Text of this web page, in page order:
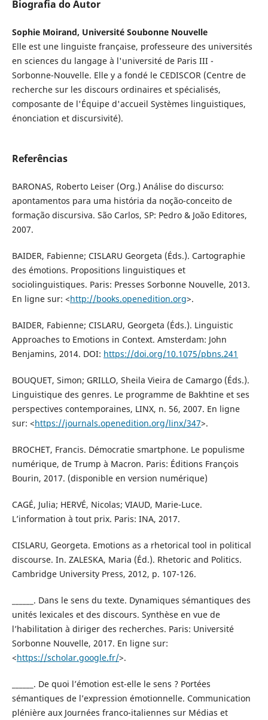
Biografia do Autor
Sophie Moirand, Université Soubonne Nouvelle
Elle est une linguiste française, professeure des universités
en sciences du langage à l'université de Paris III -
Sorbonne-Nouvelle. Elle y a fondé le CEDISCOR (Centre de
recherche sur les discours ordinaires et spécialisés,
composante de l'Équipe d'accueil Systèmes linguistiques,
énonciation et discursivité).
Referências
BARONAS, Roberto Leiser (Org.) Análise do discurso:
apontamentos para uma história da noção-conceito de
formação discursiva. São Carlos, SP: Pedro & João Editores,
2007.
BAIDER, Fabienne; CISLARU Georgeta (Éds.). Cartographie
des émotions. Propositions linguistiques et
sociolinguistiques. Paris: Presses Sorbonne Nouvelle, 2013.
En ligne sur: <http://books.openedition.org>.
BAIDER, Fabienne; CISLARU, Georgeta (Éds.). Linguistic
Approaches to Emotions in Context. Amsterdam: John
Benjamins, 2014. DOI: https://doi.org/10.1075/pbns.241
BOUQUET, Simon; GRILLO, Sheila Vieira de Camargo (Éds.).
Linguistique des genres. Le programme de Bakhtine et ses
perspectives contemporaines, LINX, n. 56, 2007. En ligne
sur: <https://journals.openedition.org/linx/347>.
BROCHET, Francis. Démocratie smartphone. Le populisme
numérique, de Trump à Macron. Paris: Éditions François
Bourin, 2017. (disponible en version numérique)
CAGÉ, Julia; HERVÉ, Nicolas; VIAUD, Marie-Luce.
L’information à tout prix. Paris: INA, 2017.
CISLARU, Georgeta. Emotions as a rhetorical tool in political
discourse. In. ZALESKA, Maria (Éd.). Rhetoric and Politics.
Cambridge University Press, 2012, p. 107-126.
______. Dans le sens du texte. Dynamiques sémantiques des
unités lexicales et des discours. Synthèse en vue de
l’habilitation à diriger des recherches. Paris: Université
Sorbonne Nouvelle, 2017. En ligne sur:
<https://scholar.google.fr/>.
______. De quoi l’émotion est-elle le sens ? Portées
sémantiques de l’expression émotionnelle. Communication
plénière aux Journées franco-italiennes sur Médias et